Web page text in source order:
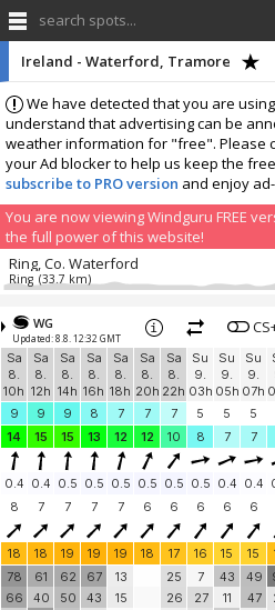
search spots...
We have detected that you are
understand that advertising can be
weather information for "free". Please
your Ad blocker to help us keep the
subscribe to PRO version and enjoy
You are now viewing Windguru FREE
the full power of this website!
Ireland - Waterford, Tramore
Ring, Co. Waterford
Ring (33.7 km)
Ireland, Co.Tipperary
Clonmel (43.6 km)
Add your station...
WG
Updated: 8.8. 12:32 GMT
Sa
8.
10h
Sa
8.
12h
Sa
8.
14h
Sa
8.
16h
Sa
8.
18h
Sa
8.
20h
Sa
8.
22h
Su
9.
03h
Su
9.
05h
Su
9.
07h
9
9 9 8 7 7 7 5 5 5
14
15 15 13 12 12 10 8 7 7
0.4 0.4 0.5 0.5 0.5 0.5 0.5 0.5 0.4 0.4
8
7 7 7 7 6 6 6 6 6
18 18 19 19 19 18 17 16 15 15
78
66
61
40
62
50
67
43
13
15
25
26
7
27
43
11
49
47